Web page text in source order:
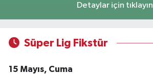
Detaylar için tıklayın
Süper Lig Fikstür
15 Mayıs, Cuma